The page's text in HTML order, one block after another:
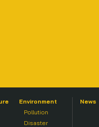
Environment
Pollution
Disaster
News